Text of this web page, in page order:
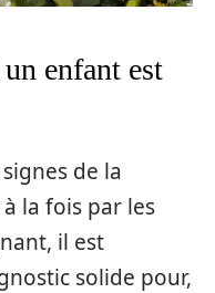
enfant est
de la
la fois par les
il est
solide pour,